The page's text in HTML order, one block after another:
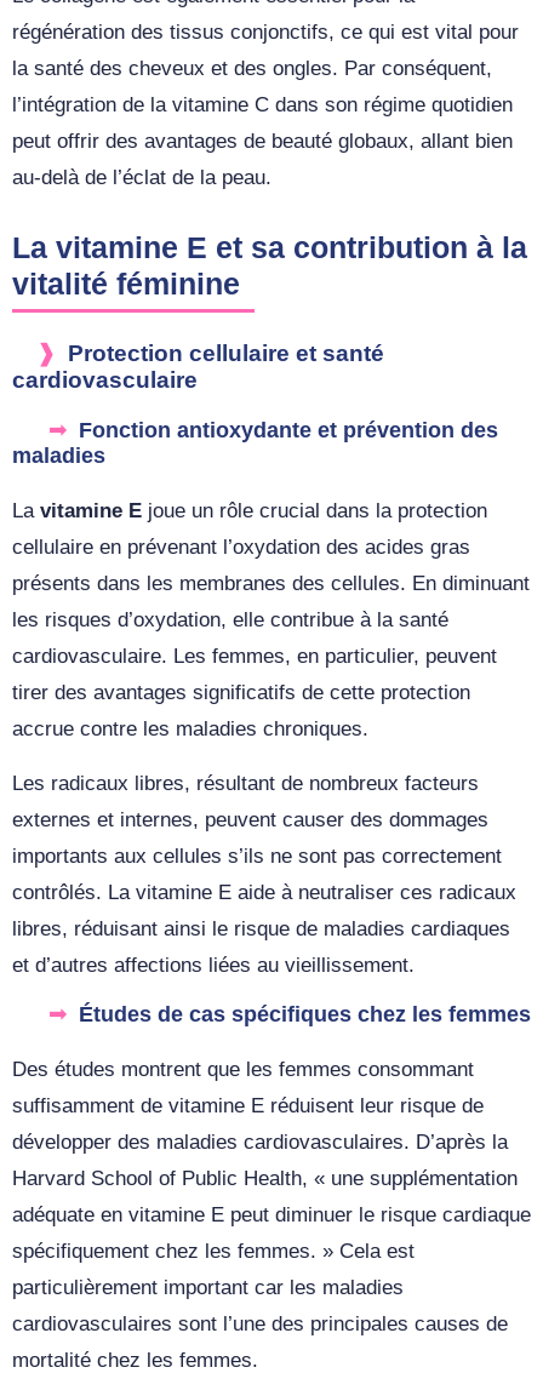
régénération des tissus conjonctifs, ce qui est vital pour
la santé des cheveux et des ongles. Par conséquent,
l’intégration de la vitamine C dans son régime quotidien
peut offrir des avantages de beauté globaux, allant bien
au-delà de l’éclat de la peau.
La vitamine E et sa contribution à la
vitalité féminine
Protection cellulaire et santé
cardiovasculaire
Fonction antioxydante et prévention des
maladies
La vitamine E joue un rôle crucial dans la protection
cellulaire en prévenant l’oxydation des acides gras
présents dans les membranes des cellules. En diminuant
les risques d’oxydation, elle contribue à la santé
cardiovasculaire. Les femmes, en particulier, peuvent
tirer des avantages significatifs de cette protection
accrue contre les maladies chroniques.
Les radicaux libres, résultant de nombreux facteurs
externes et internes, peuvent causer des dommages
importants aux cellules s’ils ne sont pas correctement
contrôlés. La vitamine E aide à neutraliser ces radicaux
libres, réduisant ainsi le risque de maladies cardiaques
et d’autres affections liées au vieillissement.
Études de cas spécifiques chez les femmes
Des études montrent que les femmes consommant
suffisamment de vitamine E réduisent leur risque de
développer des maladies cardiovasculaires. D’après la
Harvard School of Public Health, « une supplémentation
adéquate en vitamine E peut diminuer le risque cardiaque
spécifiquement chez les femmes. » Cela est
particulièrement important car les maladies
cardiovasculaires sont l’une des principales causes de
mortalité chez les femmes.